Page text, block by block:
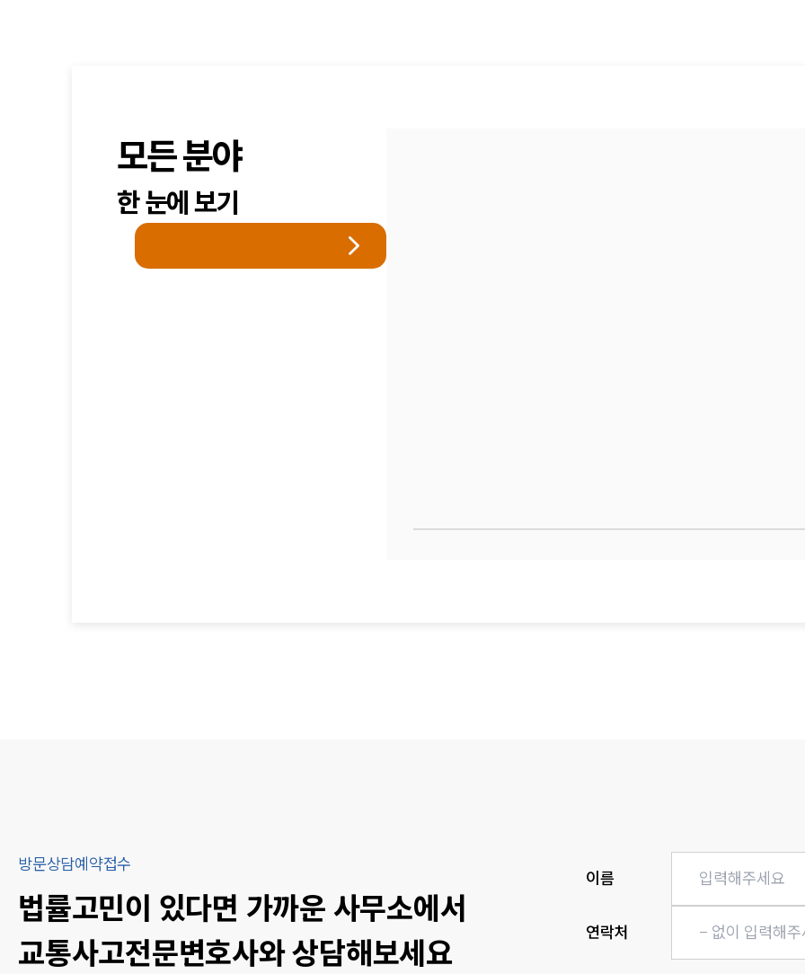
모든 분야
한 눈에 보기
방문상담예약접수
법률고민이 있다면 가까운 사무소에서
교통사고전문변호사와 상담해보세요
이름
연락처